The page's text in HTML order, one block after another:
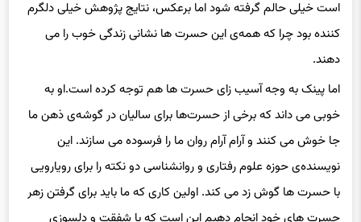
کننده بود چرا که همه‌ی این حسرت ها نشانی زندگی خوب را می
دهند.
اما پینک به وجه آسیب زای حسرت ها هم توجه کرده است.او به
خوبی می داند که برخی از حسرت‌ها برای سالیان در گوشه‌ی ذهن ما
جا خوش می کنند و آرام آرام روان ما را فرسوده می سازند. این
نویسنده‌ی حوزه علوم رفتاری و روانشناسی دو نکته را برای رویارویی
با حسرت ها گوش زد می کند. اولین کاری که ما باید برای گرفتن زهر
حسرت های خود انجام دهیم این است که با شفقت و دلسوزی